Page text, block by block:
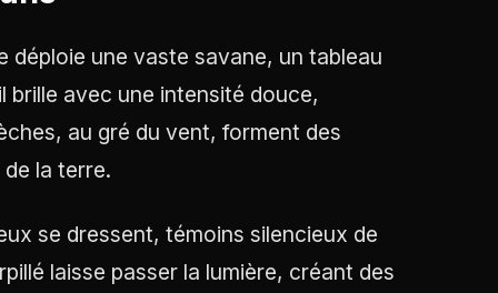
déploie une vaste savane, un tableau
avec une intensité douce,
au gré du vent, forment des
la terre.
se dressent, témoins silencieux de
laisse passer la lumière, créant des